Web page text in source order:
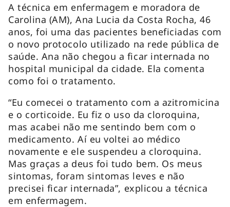
A técnica em enfermagem e moradora de
Carolina (AM), Ana Lucia da Costa Rocha, 46
anos, foi uma das pacientes beneficiadas com
o novo protocolo utilizado na rede pública de
saúde. Ana não chegou a ficar internada no
hospital municipal da cidade. Ela comenta
como foi o tratamento.
“Eu comecei o tratamento com a azitromicina
e o corticoide. Eu fiz o uso da cloroquina,
mas acabei não me sentindo bem com o
medicamento. Aí eu voltei ao médico
novamente e ele suspendeu a cloroquina.
Mas graças a deus foi tudo bem. Os meus
sintomas, foram sintomas leves e não
precisei ficar internada”, explicou a técnica
em enfermagem.